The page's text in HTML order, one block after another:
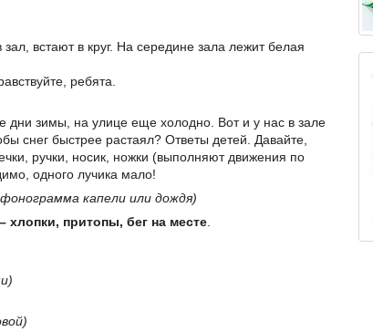
встают в круг. На середине зала лежит белая
ребята.
дни зимы, на улице еще холодно. Вот и у нас в зале
снег быстрее растаял? Ответы детей. Давайте,
ручки, носик, ножки (выполняют движения по
одного лучика мало!
капели или дождя)
притопы, бег на месте